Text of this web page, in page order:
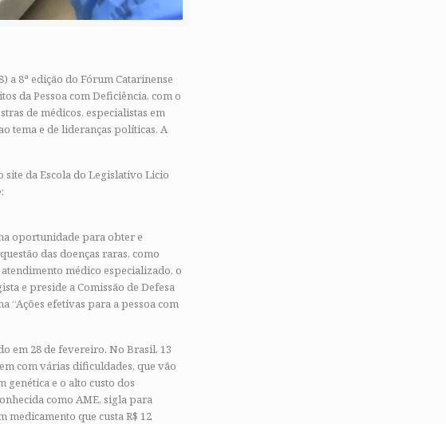
a 8ª edição do Fórum Catarinense
da Pessoa com Deficiência, com o
de médicos, especialistas em
tema e de lideranças políticas. A
site da Escola do Legislativo Licio
oportunidade para obter e
das doenças raras, como
médico especializado, o
e preside a Comissão de Defesa
“Ações efetivas para a pessoa com
em 28 de fevereiro. No Brasil, 13
com várias dificuldades, que vão
genética e o alto custo dos
como AME, sigla para
medicamento que custa R$ 12